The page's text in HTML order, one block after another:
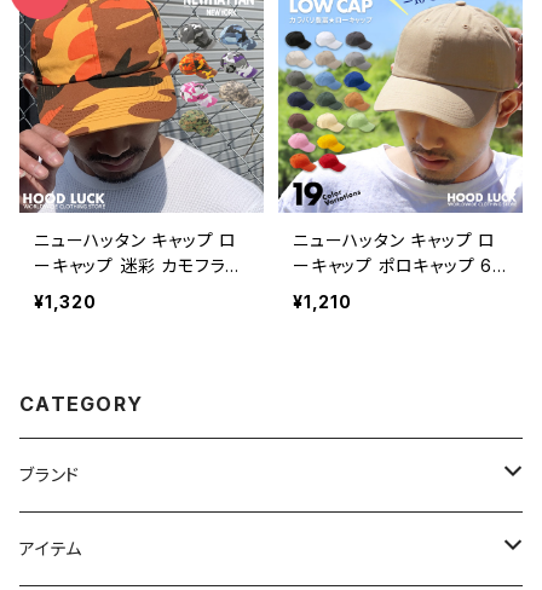
プ レディース メンズ ボア
ファー もこもこ トラッパ
ー スノーボード スキー
秋冬 ブラック ベージュ
イヤーマフ
ニューハッタン キャップ ロ
ーキャップ 迷彩 カモフラ柄
6パネルキャップ コットンキ
ャップ NEWHATTAN 帽子
¥1,320
ニューハッタン キャップ ロ
ーキャップ ポロキャップ 6
パネルキャップ コットンキャ
ップ NEWHATTAN ニュー
¥1,210
CATEGORY
ブランド
ニューエラ
アイテム